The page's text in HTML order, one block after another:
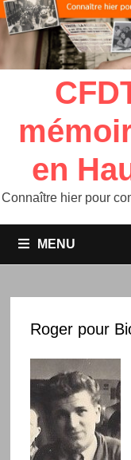
en
Connaître hier pour
MENU
Roger pour